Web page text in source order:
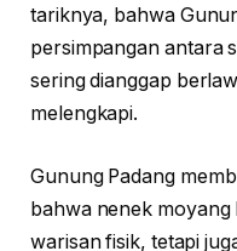
tariknya, bahwa
persimpangan antara
sering dianggap
melengkapi.
Gunung Padang
bahwa nenek moyang
warisan fisik, tetapi